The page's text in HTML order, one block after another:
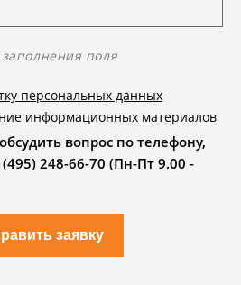
поля
персональных данных
информационных материалов
вопрос по телефону,
248-66-70 (Пн-Пт 9.00 -
заявку